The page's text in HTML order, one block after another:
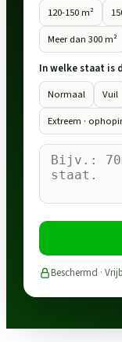
120-150 m²
Meer dan 300 m²
In welke staat is
Normaal
Vuil
Extreem ·
Beschermd ·